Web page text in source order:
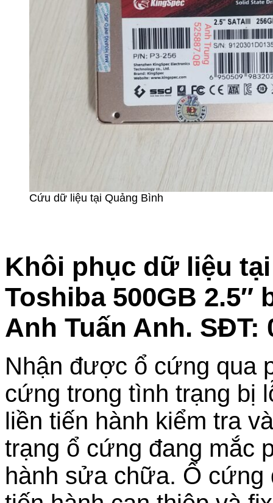
Cứu dữ liệu tại Quảng Bình
Khôi phục dữ liệu
Toshiba 500GB
Anh Tuấn Anh. SĐT:
Nhận được ổ cứng qua
cứng trong tình trạng bị
liền tiến hành kiểm tra
trạng ổ cứng đang mắc
hành sửa chữa. Ổ